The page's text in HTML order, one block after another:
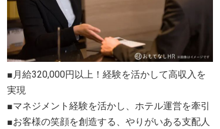
■月給320,000円以上！経験を活かして高収入を
実現
■マネジメント経験を活かし、ホテル運営を牽引
■お客様の笑顔を創造する、やりがいある支配人